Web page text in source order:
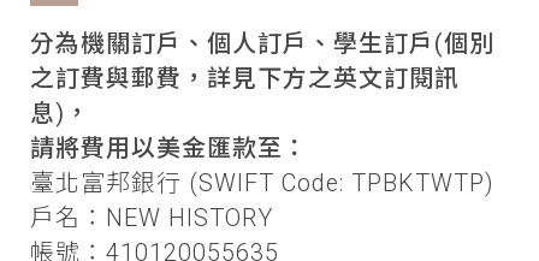
分為機關訂戶、個人訂戶、學生訂戶(個別
之訂費與郵費，詳見下方之英文訂閱訊
息)，
請將費用以美金匯款至：
臺北富邦銀行 (SWIFT Code: TPBKTWTP)
戶名：NEW HISTORY
帳號：410120055635